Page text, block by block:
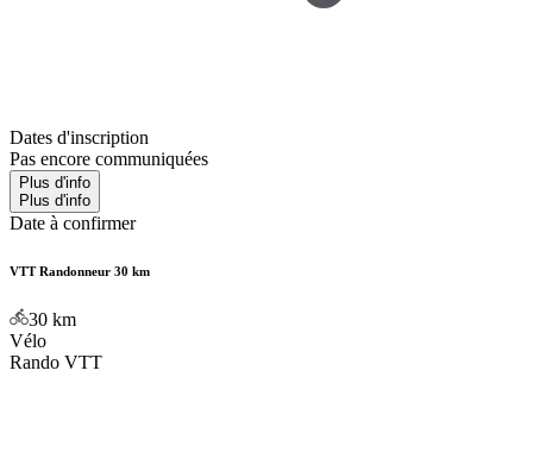
Dates d'inscription
Pas encore communiquées
Plus d'info
Plus d'info
Date à confirmer
VTT Randonneur 30 km
30 km
Vélo
Rando VTT